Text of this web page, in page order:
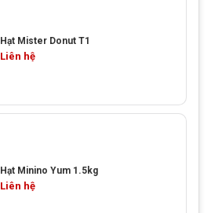
Hạt Mister Donut T1
Liên hệ
Hạt Minino Yum 1.5kg
Liên hệ